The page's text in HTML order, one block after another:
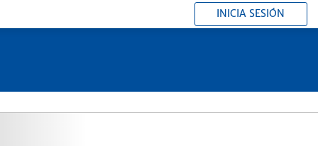
INICIA SESIÓN